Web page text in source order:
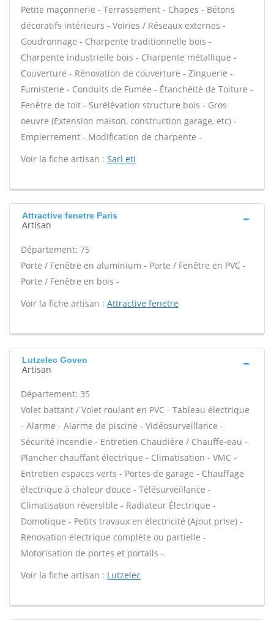
Petite maçonnerie - Terrassement - Chapes - Bétons
décoratifs intérieurs - Voiries / Réseaux externes -
Goudronnage - Charpente traditionnelle bois -
Charpente industrielle bois - Charpente métallique -
Couverture - Rénovation de couverture - Zinguerie -
Fumisterie - Conduits de Fumée - Étanchéité de Toiture -
Fenêtre de toit - Surélévation structure bois - Gros
oeuvre (Extension maison, construction garage, etc) -
Empierrement - Modification de charpente -
Voir la fiche artisan : Sarl eti
Attractive fenetre Paris
Artisan
Département: 75
Porte / Fenêtre en aluminium - Porte / Fenêtre en PVC -
Porte / Fenêtre en bois -
Voir la fiche artisan : Attractive fenetre
Lutzelec Goven
Artisan
Département: 35
Volet battant / Volet roulant en PVC - Tableau électrique
- Alarme - Alarme de piscine - Vidéosurveillance -
Sécurité incendie - Entretien Chaudière / Chauffe-eau -
Plancher chauffant électrique - Climatisation - VMC -
Entretien espaces verts - Portes de garage - Chauffage
électrique à chaleur douce - Télésurveillance -
Climatisation réversible - Radiateur Électrique -
Domotique - Petits travaux en électricité (Ajout prise) -
Rénovation électrique complète ou partielle -
Motorisation de portes et portails -
Voir la fiche artisan : Lutzelec